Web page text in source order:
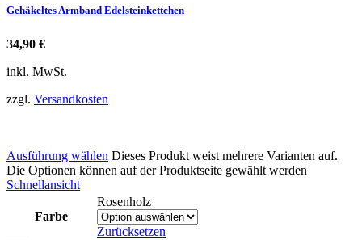
Gehäkeltes Armband Edelsteinkettchen
34,90 €
inkl. MwSt.
zzgl. Versandkosten
Ausführung wählen Dieses Produkt weist mehrere Varianten auf.
Die Optionen können auf der Produktseite gewählt werden
Schnellansicht
Farbe
Rosenholz
Zurücksetzen